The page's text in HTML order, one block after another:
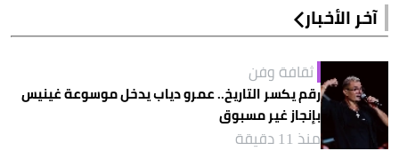
آخر الأخبار
ثقافة وفن
رقم يكسر التاريخ.. عمرو دياب يدخل موسوعة غينيس
بإنجاز غير مسبوق
منذ 11 دقيقة